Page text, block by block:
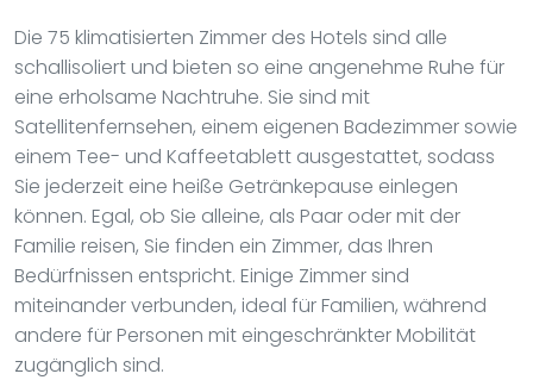
Die 75 klimatisierten Zimmer des Hotels sind alle
schallisoliert und bieten so eine angenehme Ruhe für
eine erholsame Nachtruhe. Sie sind mit
Satellitenfernsehen, einem eigenen Badezimmer sowie
einem Tee- und Kaffeetablett ausgestattet, sodass
Sie jederzeit eine heiße Getränkepause einlegen
können. Egal, ob Sie alleine, als Paar oder mit der
Familie reisen, Sie finden ein Zimmer, das Ihren
Bedürfnissen entspricht. Einige Zimmer sind
miteinander verbunden, ideal für Familien, während
andere für Personen mit eingeschränkter Mobilität
zugänglich sind.